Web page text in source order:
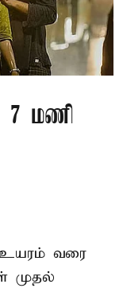
7 மணி
உயரம் வரை
முதல்